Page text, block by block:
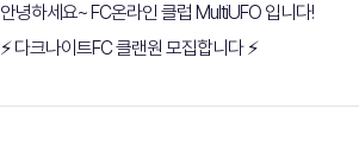
안녕하세요~ FC온라인 클럽 MultiUFO 입니다!
⚡ 다크나이트FC 클랜원 모집합니다 ⚡